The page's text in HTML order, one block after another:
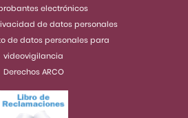
electrónicos
de datos personales
de datos personales para
videovigilancia
Derechos ARCO